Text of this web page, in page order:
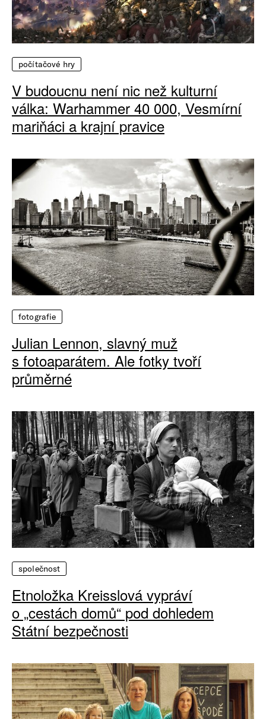
počítačové hry
V budoucnu není nic než kulturní
válka: Warhammer 40 000, Vesmírní
mariňáci a krajní pravice
fotografie
Julian Lennon, slavný muž
s fotoaparátem. Ale fotky tvoří
průměrné
společnost
Etnoložka Kreisslová vypráví
o „cestách domů“ pod dohledem
Státní bezpečnosti